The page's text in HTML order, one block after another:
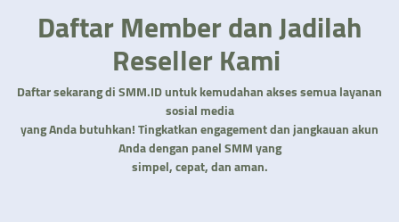
Daftar Member dan Jadilah
Reseller Kami
Daftar sekarang di SMM.ID untuk kemudahan akses semua layanan
sosial media
yang Anda butuhkan! Tingkatkan engagement dan jangkauan akun
Anda dengan panel SMM yang
simpel, cepat, dan aman.